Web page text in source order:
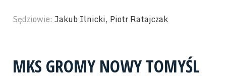
Sędziowie: Jakub Ilnicki, Piotr Ratajczak
MKS GROMY NOWY TOMYŚL